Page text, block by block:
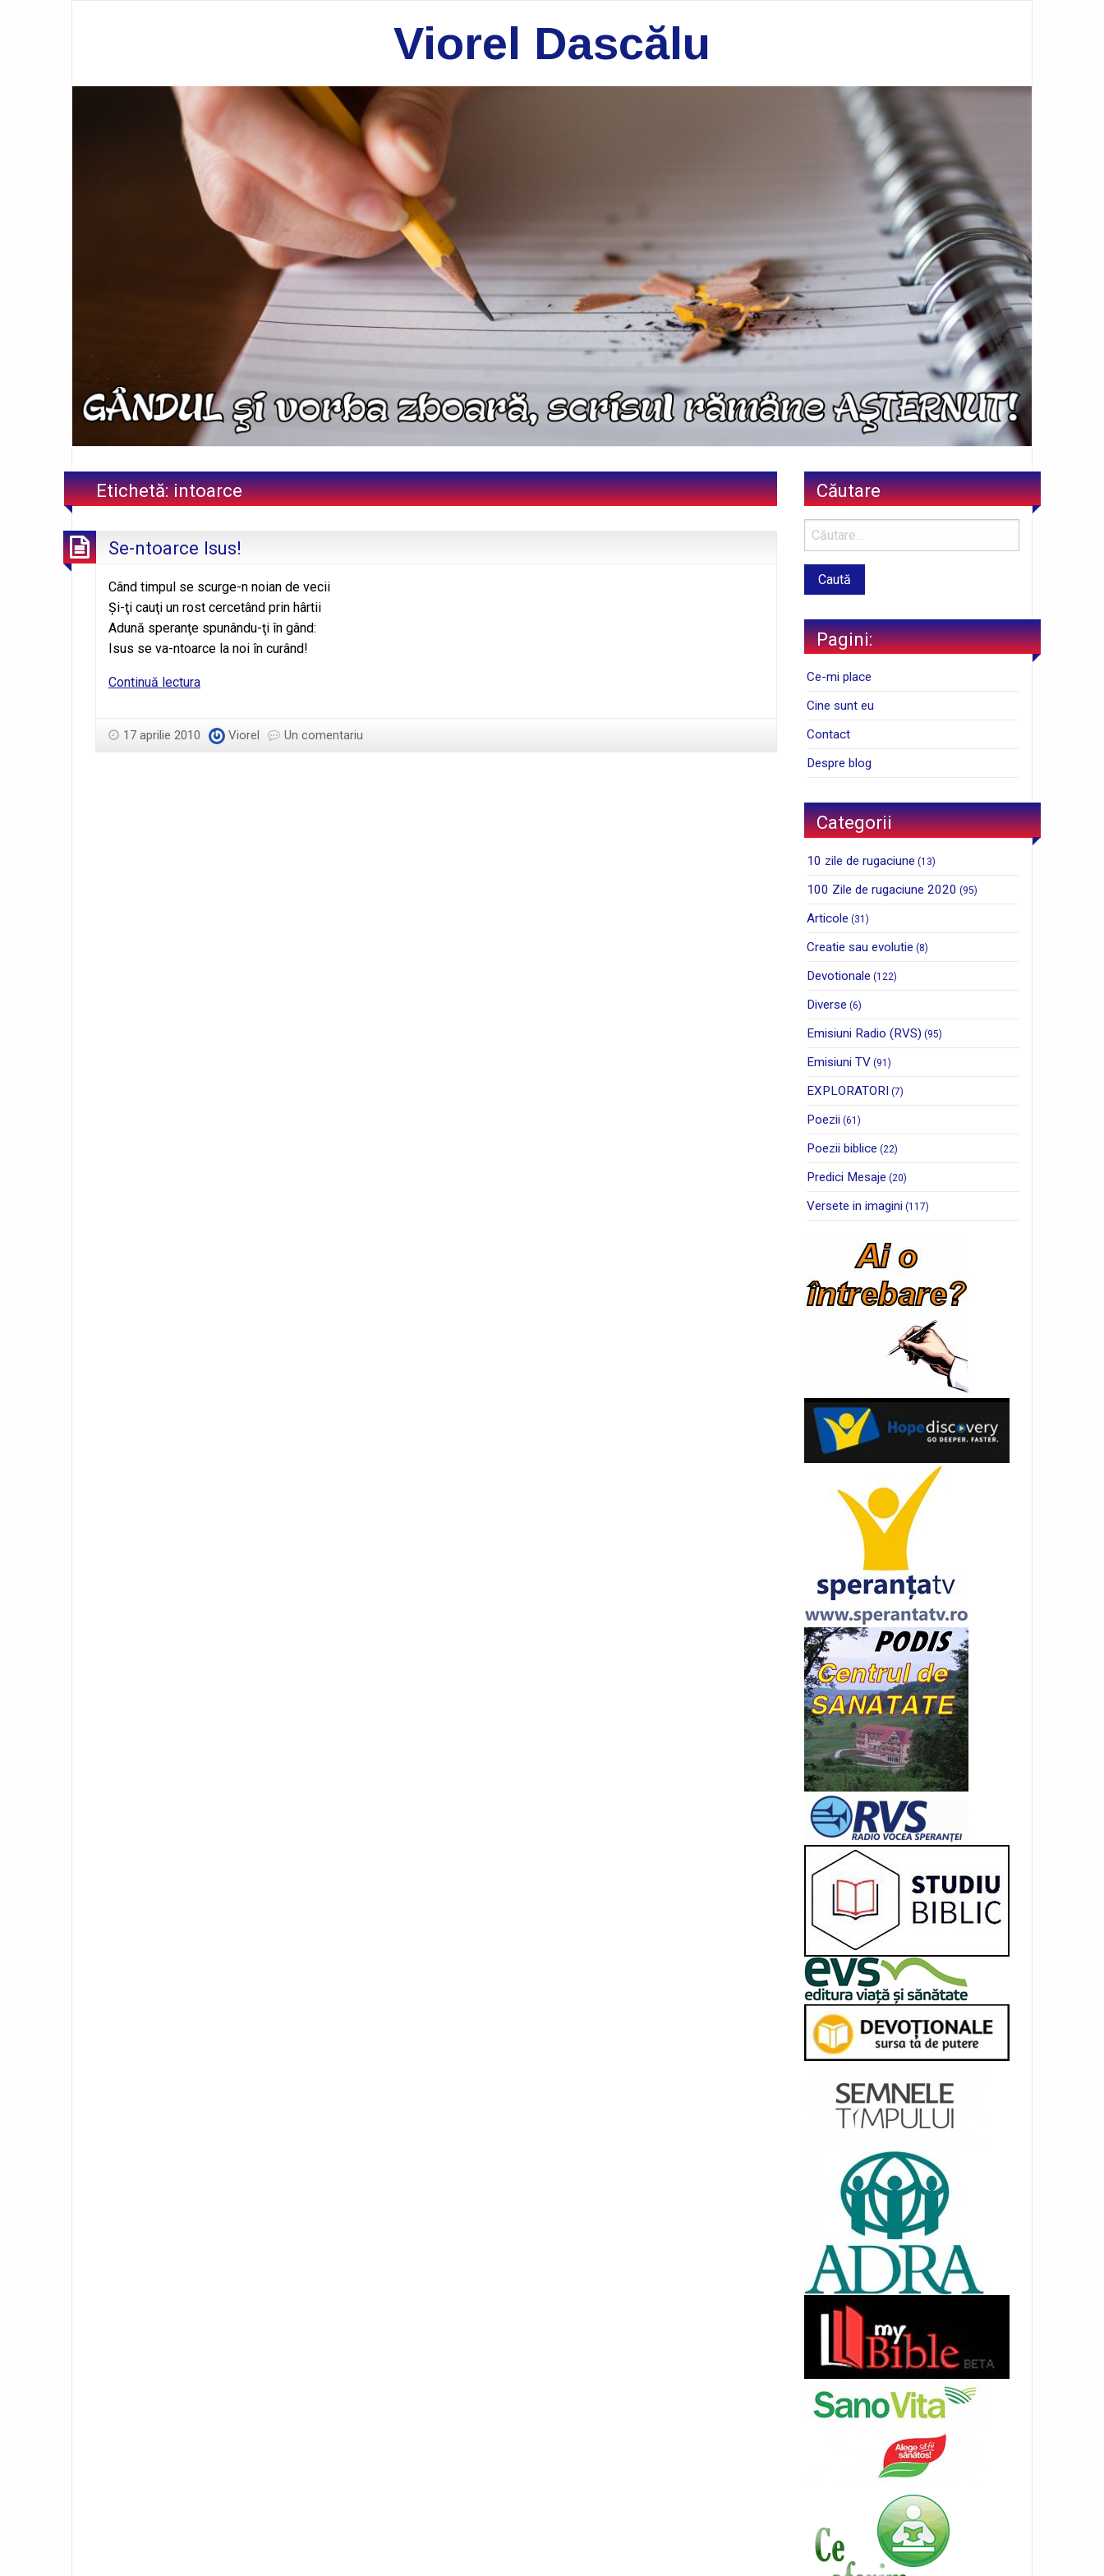
Viorel Dascălu
Etichetă:intoarce
Se-ntoarce Isus!
Când timpul se scurge-n noian de vecii
Şi-ţi cauţi un rost cercetând prin hârtii
Adună speranţe spunându-ţi în gând:
Isus se va-ntoarce la noi în curând!
Continuă lecturaSe-
17 aprilie 2010 Viorel Un comentariu
Căutare
Pagini:
Ce-mi place
Cine sunt eu
Contact
Despre blog
Categorii
10 zile de rugaciune (13)
100 Zile de rugaciune 2020 (95)
Articole (31)
Creatie sau evolutie (8)
Devotionale (122)
Diverse (6)
Emisiuni Radio (RVS) (95)
Emisiuni TV (91)
EXPLORATORI (7)
Poezii (61)
Poezii biblice (22)
Predici Mesaje (20)
Versete in imagini (117)